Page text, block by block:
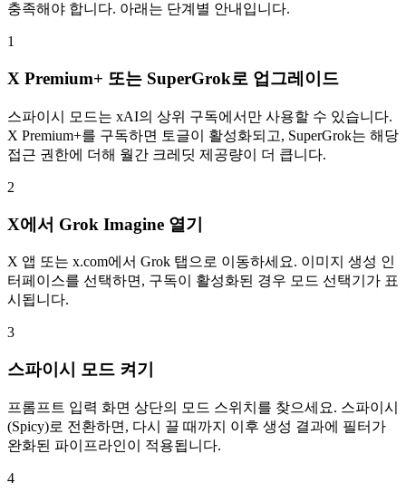
충족해야 합니다. 아래는 단계별 안내입니다.
1
X Premium+ 또는 SuperGrok로 업그레이드
스파이시 모드는 xAI의 상위 구독에서만 사용할 수 있습니다.
X Premium+를 구독하면 토글이 활성화되고, SuperGrok는 해당
접근 권한에 더해 월간 크레딧 제공량이 더 큽니다.
2
X에서 Grok Imagine 열기
X 앱 또는 x.com에서 Grok 탭으로 이동하세요. 이미지 생성 인
터페이스를 선택하면, 구독이 활성화된 경우 모드 선택기가 표
시됩니다.
3
스파이시 모드 켜기
프롬프트 입력 화면 상단의 모드 스위치를 찾으세요. 스파이시
(Spicy)로 전환하면, 다시 끌 때까지 이후 생성 결과에 필터가
완화된 파이프라인이 적용됩니다.
4